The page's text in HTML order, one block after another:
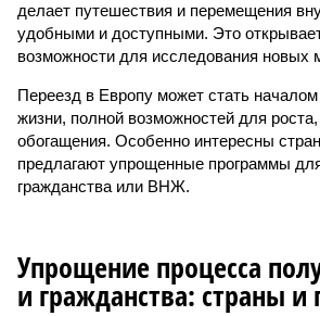
делает путешествия и перемещения
удобными и доступными. Это
возможности для исследования новых
Переезд в Европу может стать
жизни, полной возможностей для
обогащения. Особенно интересны
предлагают упрощенные программы
гражданства или ВНЖ.
Упрощение процесса
и гражданства: страны